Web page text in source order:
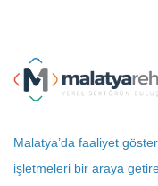
Malatya’da faaliyet
işletmeleri bir araya